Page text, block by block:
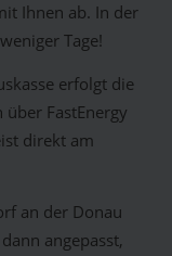
Ihnen ab. In der
Tage!
erfolgt die
FastEnergy
direkt am
an der Donau
angepasst,